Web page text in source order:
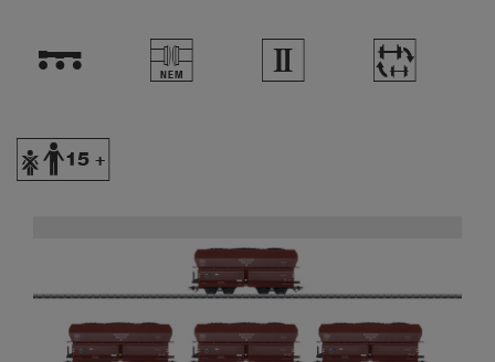
! U 2 ~
Y